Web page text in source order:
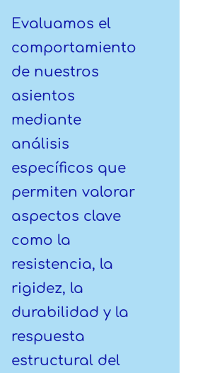
Evaluamos el
comportamiento
de nuestros
asientos
mediante
análisis
específicos que
permiten valorar
aspectos clave
como la
resistencia, la
rigidez, la
durabilidad y la
respuesta
estructural del